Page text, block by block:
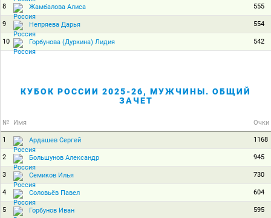
8 Жамбалова Алиса 555
9 Непряева Дарья 554
10 Горбунова (Дуркина) Лидия 542
КУБОК РОССИИ 2025-26, МУЖЧИНЫ. ОБЩИЙ
ЗАЧЕТ
№ Имя Очки
1 Ардашев Сергей 1168
2 Большунов Александр 945
3 Семиков Илья 730
4 Соловьёв Павел 604
5 Горбунов Иван 595